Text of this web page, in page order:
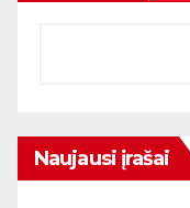
Naujausi įrašai